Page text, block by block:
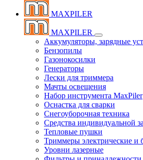
MAXPILER
MAXPILER
Аккумуляторы, зарядные
Бензопилы
Газонокосилки
Генераторы
Лески для триммера
Мачты освещения
Набор инструмента MaxPiler
Оснастка для сварки
Снегоуборочная техника
Средства индивидуальной
Тепловые пушки
Триммеры электрические и
Уровни лазерные